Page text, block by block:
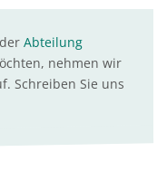
Abteilung
nehmen wir
Schreiben Sie uns